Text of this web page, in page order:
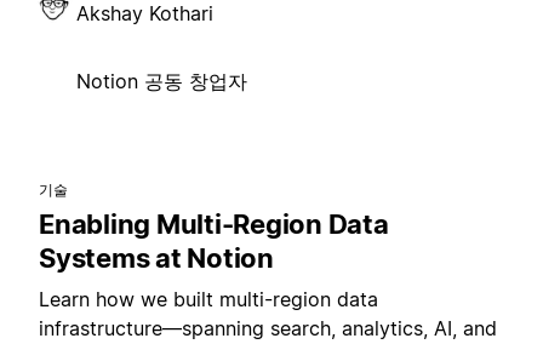
Akshay Kothari
Notion 공동 창업자
기술
Enabling Multi-Region Data
Systems at Notion
Learn how we built multi-region data
infrastructure—spanning search, analytics, AI, and